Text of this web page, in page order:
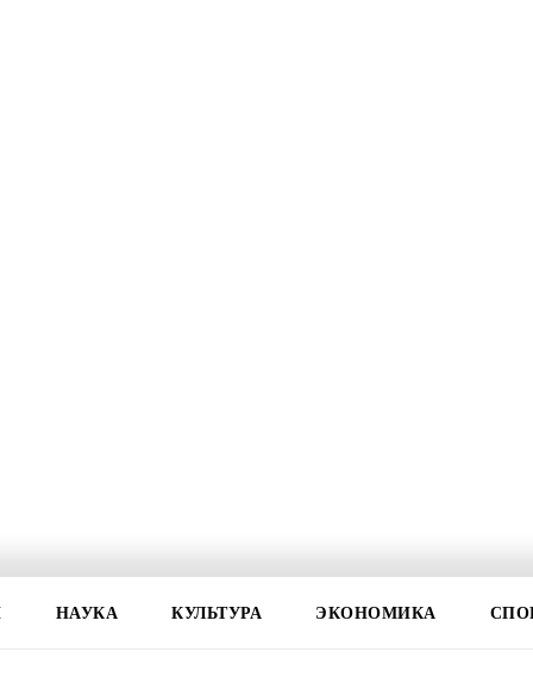
НАУКА КУЛЬТУРА ЭКОНОМИКА